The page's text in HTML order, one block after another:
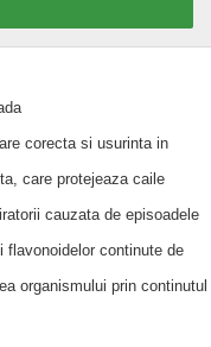
corecta si usurinta in
care protejeaza caile
cauzata de episoadele
flavonoidelor continute de
organismului prin continutul